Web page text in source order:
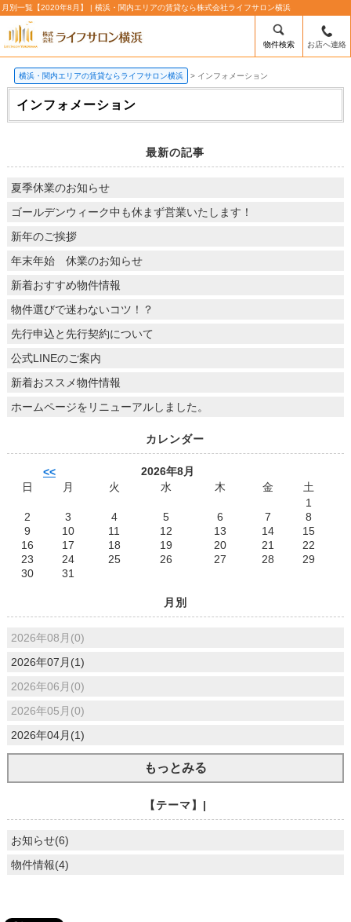
月別一覧【2020年8月】 | 横浜・関内エリアの賃貸なら株式会社ライフサロン横浜
物件検索 お店へ連絡
横浜・関内エリアの賃貸ならライフサロン横浜 > インフォメーション
インフォメーション
最新の記事
夏季休業のお知らせ
ゴールデンウィーク中も休まず営業いたします！
新年のご挨拶
年末年始 休業のお知らせ
新着おすすめ物件情報
物件選びで迷わないコツ！？
先行申込と先行契約について
公式LINEのご案内
新着おススメ物件情報
ホームページをリニューアルしました。
カレンダー
<<
2026年8月
日
月 火 水 木 金
土
1
2
3 4 5 6 7
8
9
10 11 12 13 14
15
16
17 18 19 20 21
22
23
24 25 26 27 28
29
30
31
月別
2026年08月(0)
2026年07月(1)
2026年06月(0)
2026年05月(0)
2026年04月(1)
もっとみる
【テーマ】|
お知らせ(6)
物件情報(4)